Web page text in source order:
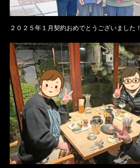
２０２５年１月契約おめでとうございました！